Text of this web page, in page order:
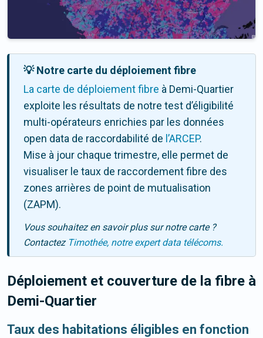
💡 Notre carte du déploiement fibre
La carte de déploiement fibre à Demi-Quartier
exploite les résultats de notre test d’éligibilité
multi-opérateurs enrichies par les données
open data de raccordabilité de l’ARCEP.
Mise à jour chaque trimestre, elle permet de
visualiser le taux de raccordement fibre des
zones arrières de point de mutualisation
(ZAPM).
Vous souhaitez en savoir plus sur notre carte ?
Contactez Timothée, notre expert data télécoms.
Déploiement et couverture de la fibre à
Demi-Quartier
Taux des habitations éligibles en fonction